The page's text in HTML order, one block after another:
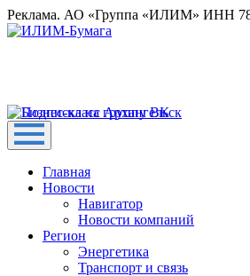
Реклама. АО «Группа «ИЛИМ» ИНН
Главная
Новости
Навигатор
Новости компаний
Регион
Энергетика
Транспорт и связь